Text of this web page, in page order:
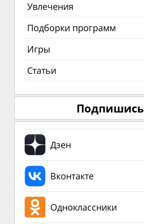
Увлечения
Подборки программ
Игры
Статьи
Подпишись
Дзен
Вконтакте
Одноклассники